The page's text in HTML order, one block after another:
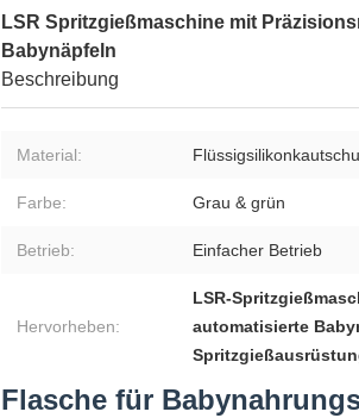
LSR Spritzgießmaschine mit
Babynäpfeln
Beschreibung
Material:
Farbe: Grau & grün
Betrieb: Einfacher Betrieb
Hervorheben:
LSR-
automatisierte
Flasche für